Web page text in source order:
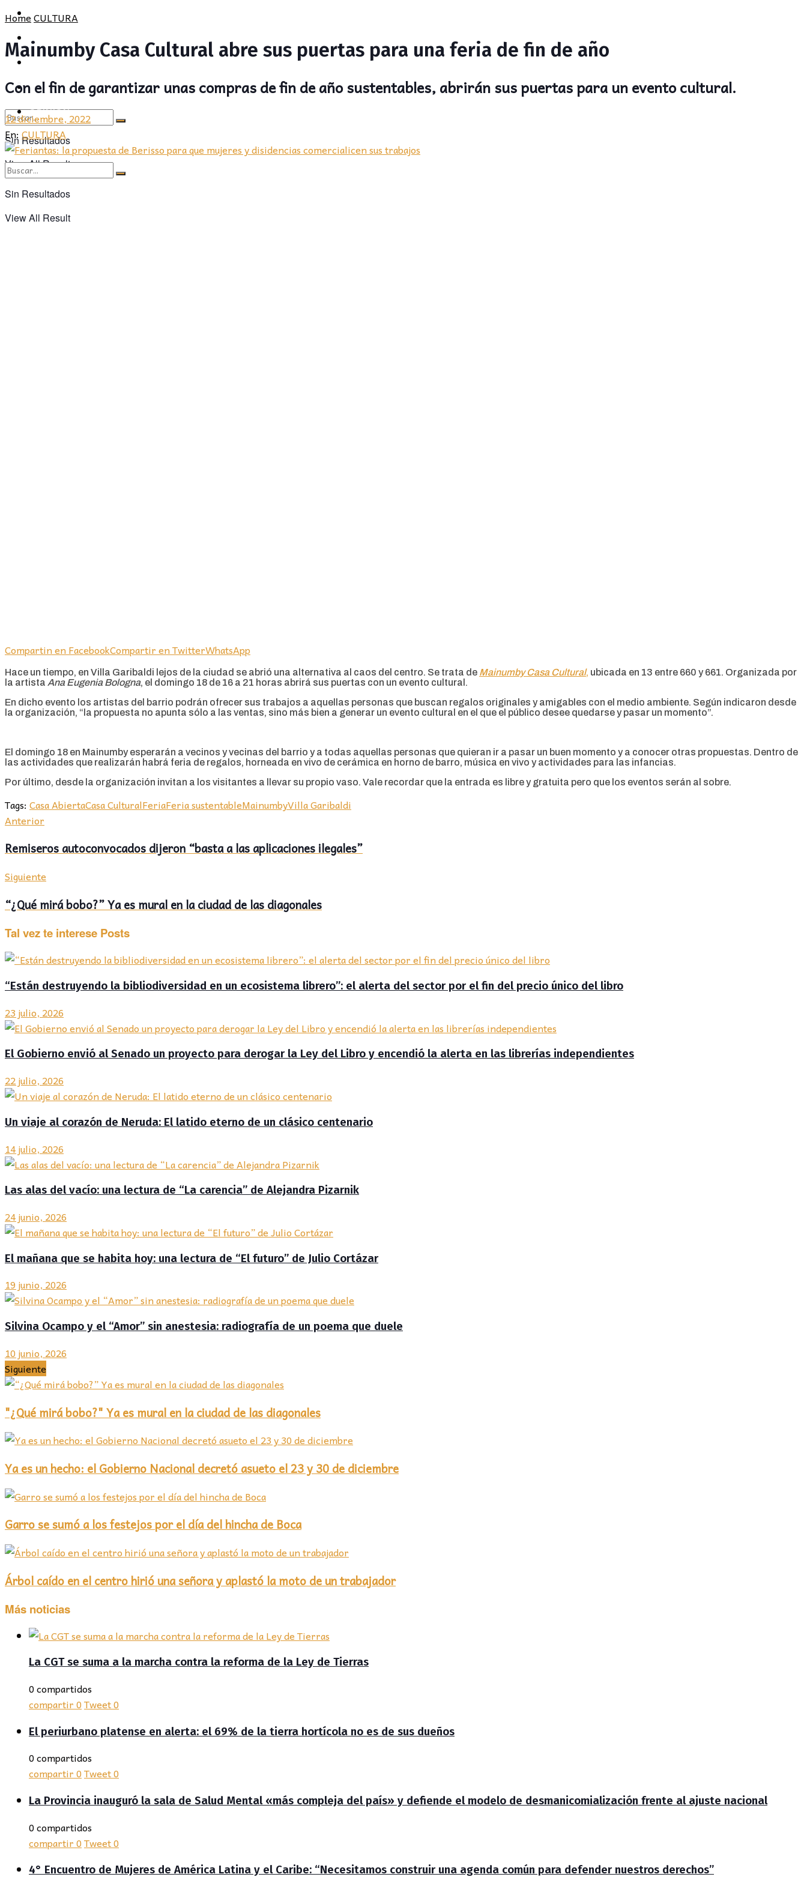
CULTURA
OPINIÓN
Sin Resultados
View All Result
PROVINCIA
POLÍTICA
CULTURA
OPINIÓN
Sin Resultados
View All Result
HomeCULTURA
Mainumby Casa Cultural abre sus puertas para una feria de fin de año
Con el fin de garantizar unas compras de fin de año sustentables, abrirán sus puertas para un evento cultural.
12 diciembre, 2022
En: CULTURA
Compartin en FacebookCompartir en TwitterWhatsApp
Hace un tiempo, en Villa Garibaldi lejos de la ciudad se abrió una alternativa al caos del centro. Se trata de Mainumby Casa Cultural, ubicada en 13 entre 660 y 661. Organizada por
la artista Ana Eugenia Bologna, el domingo 18 de 16 a 21 horas abrirá sus puertas con un evento cultural.
En dicho evento los artistas del barrio podrán ofrecer sus trabajos a aquellas personas que buscan regalos originales y amigables con el medio ambiente. Según indicaron desde
la organización, “la propuesta no apunta sólo a las ventas, sino más bien a generar un evento cultural en el que el público desee quedarse y pasar un momento”.
El domingo 18 en Mainumby esperarán a vecinos y vecinas del barrio y a todas aquellas personas que quieran ir a pasar un buen momento y a conocer otras propuestas. Dentro de
las actividades que realizarán habrá feria de regalos, horneada en vivo de cerámica en horno de barro, música en vivo y actividades para las infancias.
Por último, desde la organización invitan a los visitantes a llevar su propio vaso. Vale recordar que la entrada es libre y gratuita pero que los eventos serán al sobre.
Tags: Casa AbiertaCasa CulturalFeriaFeria sustentableMainumbyVilla Garibaldi
Anterior
Remiseros autoconvocados dijeron “basta a las aplicaciones ilegales”
Siguiente
“¿Qué mirá bobo?” Ya es mural en la ciudad de las diagonales
Tal vez te interese Posts
“Están destruyendo la bibliodiversidad en un ecosistema librero”: el alerta del sector por el fin del precio único del libro
23 julio, 2026
El Gobierno envió al Senado un proyecto para derogar la Ley del Libro y encendió la alerta en las librerías independientes
22 julio, 2026
Un viaje al corazón de Neruda: El latido eterno de un clásico centenario
14 julio, 2026
Las alas del vacío: una lectura de “La carencia” de Alejandra Pizarnik
24 junio, 2026
El mañana que se habita hoy: una lectura de “El futuro” de Julio Cortázar
19 junio, 2026
Silvina Ocampo y el “Amor” sin anestesia: radiografía de un poema que duele
10 junio, 2026
Siguiente
"¿Qué mirá bobo?" Ya es mural en la ciudad de las diagonales
Ya es un hecho: el Gobierno Nacional decretó asueto el 23 y 30 de diciembre
Garro se sumó a los festejos por el día del hincha de Boca
Árbol caído en el centro hirió una señora y aplastó la moto de un trabajador
Más noticias
La CGT se suma a la marcha contra la reforma de la Ley de Tierras
0 compartidos
compartir0Tweet0
El periurbano platense en alerta: el 69% de la tierra hortícola no es de sus dueños
0 compartidos
compartir0Tweet0
La Provincia inauguró la sala de Salud Mental «más compleja del país» y defiende el modelo de desmanicomialización frente al ajuste nacional
0 compartidos
compartir0Tweet0
4° Encuentro de Mujeres de América Latina y el Caribe: “Necesitamos construir una agenda común para defender nuestros derechos”